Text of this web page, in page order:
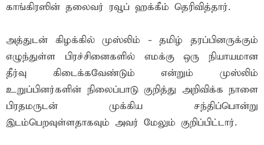
காங்கிரஸின் தலைவர் ரவூப் ஹக்கீம் தெரிவித்தார்.
அத்துடன் கிழக்கில் முஸ்லிம் - தமிழ் தரப்பினருக்கும்
எழுந்துள்ள பிரச்சினைகளில் எமக்கு ஒரு நியாயமான
தீர்வு கிடைக்கவேண்டும் என்றும் முஸ்லிம்
உறுப்பினர்களின் நிலைப்பாடு குறித்து அறிவிக்க நாளை
பிரதமருடன் முக்கிய சந்திப்பொன்று
இடம்பெறவுள்ளதாகவும் அவர் மேலும் குறிப்பிட்டார்.